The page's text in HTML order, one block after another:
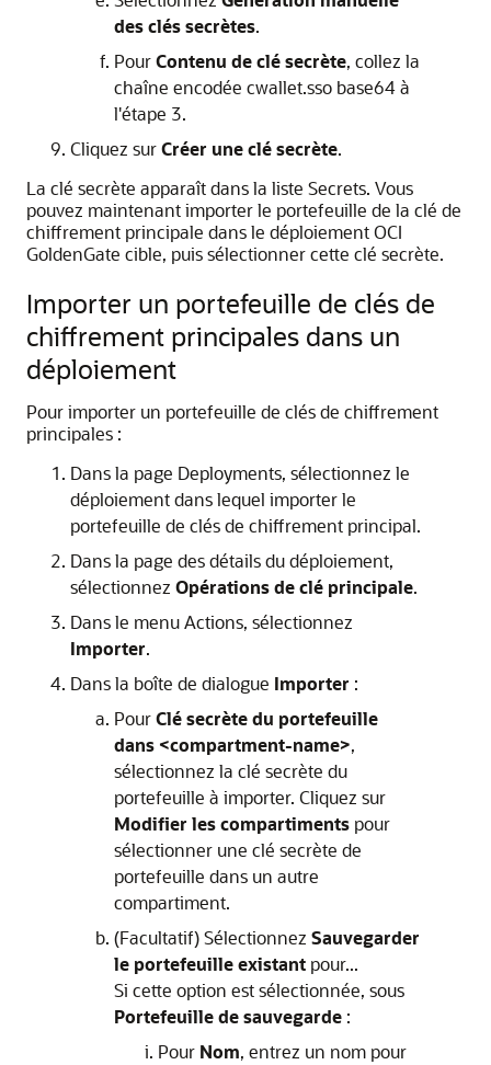
des clés secrètes.
PourContenu de clé secrète, collez la
chaîne encodée cwallet.sso base64 à
l'étape 3.
Cliquez surCréer une clé secrète.
La clé secrète apparaît dans la liste Secrets. Vous
pouvez maintenant importer le portefeuille de la clé de
chiffrement principale dans le déploiementOCI
GoldenGate cible, puis sélectionner cette clé secrète.
Importer un portefeuille de clés de
chiffrement principales dans un
déploiement
Pour importer un portefeuille de clés de chiffrement
principales :
Dans la page Deployments, sélectionnez le
déploiement dans lequel importer le
portefeuille de clés de chiffrement principal.
Dans la page des détails du déploiement,
sélectionnez Opérations de clé principale.
Dans le menu Actions, sélectionnez
Importer.
Dans la boîte de dialogue Importer :
PourClé secrète du portefeuille
dans <compartment-name>,
sélectionnez la clé secrète du
portefeuille à importer. Cliquez sur
Modifier les compartiments pour
sélectionner une clé secrète de
portefeuille dans un autre
compartiment.
(Facultatif) Sélectionnez Sauvegarder
le portefeuille existant pour...
Si cette option est sélectionnée, sous
Portefeuille de sauvegarde :
Pour Nom, entrez un nom pour